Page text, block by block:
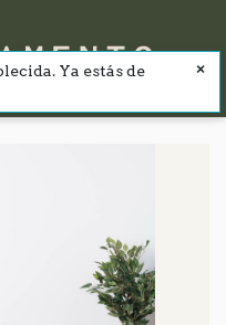
Ya estás de